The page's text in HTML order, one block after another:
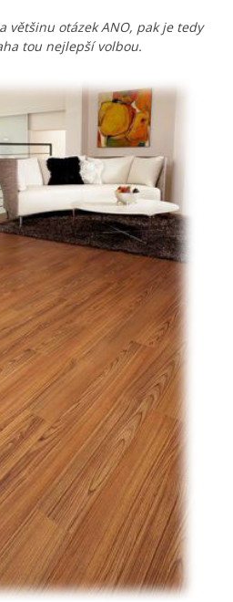
většinu otázek ANO, pak je tedy
tou nejlepší volbou.